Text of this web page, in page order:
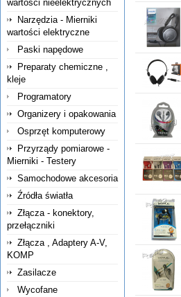
wartości nieelektrycznych
Narzędzia - Mierniki
wartości elektryczne
Paski napędowe
Preparaty chemiczne ,
kleje
Programatory
Organizery i opakowania
Osprzęt komputerowy
Przyrządy pomiarowe -
Mierniki - Testery
Samochodowe akcesoria
Źródła światła
Złącza - konektory,
przełączniki
Złącza , Adaptery A-V,
KOMP
Zasilacze
Wycofane